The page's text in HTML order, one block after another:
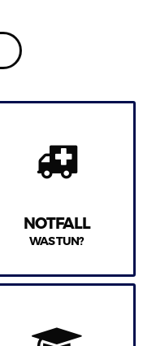
NOTFALL
WAS TUN?